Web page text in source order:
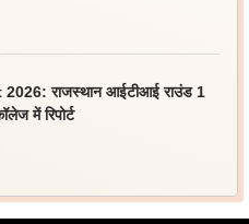
राजस्थान आईटीआई राउंड 1
में रिपोर्ट